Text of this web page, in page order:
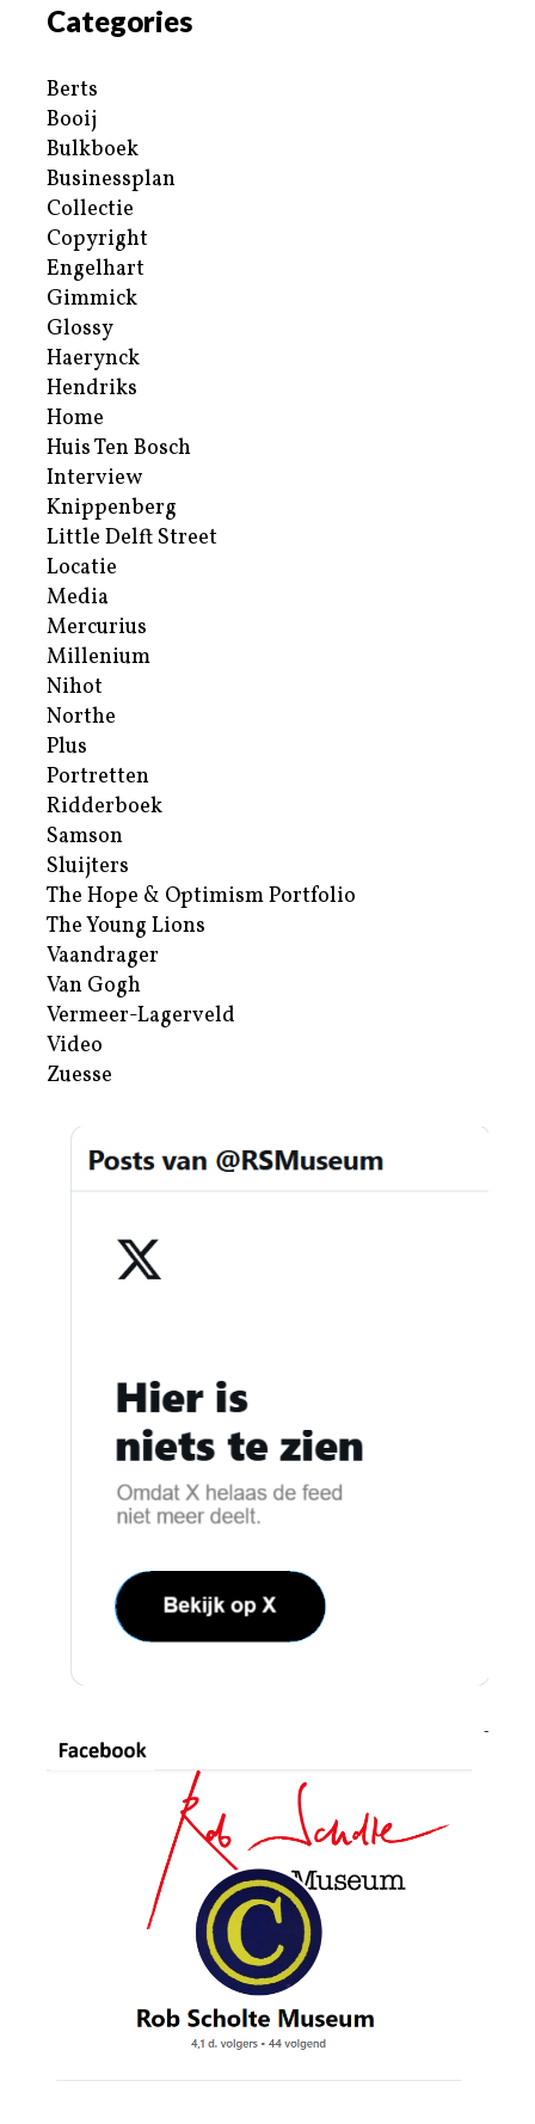
Categories
Berts
Booij
Bulkboek
Businessplan
Collectie
Copyright
Engelhart
Gimmick
Glossy
Haerynck
Hendriks
Home
Huis Ten Bosch
Interview
Knippenberg
Little Delft Street
Locatie
Media
Mercurius
Millenium
Nihot
Northe
Plus
Portretten
Ridderboek
Samson
Sluijters
The Hope & Optimism Portfolio
The Young Lions
Vaandrager
Van Gogh
Vermeer-Lagerveld
Video
Zuesse